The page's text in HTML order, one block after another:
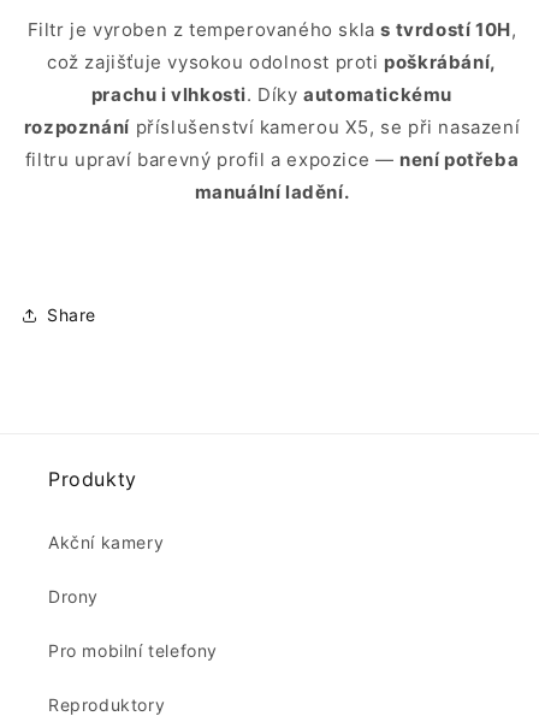
Filtr je vyroben z temperovaného skla s tvrdostí 10H,
což zajišťuje vysokou odolnost proti poškrábání,
prachu i vlhkosti. Díky automatickému
rozpoznání příslušenství kamerou X5, se při nasazení
filtru upraví barevný profil a expozice — není potřeba
manuální ladění.
Share
Produkty
Akční kamery
Drony
Pro mobilní telefony
Reproduktory